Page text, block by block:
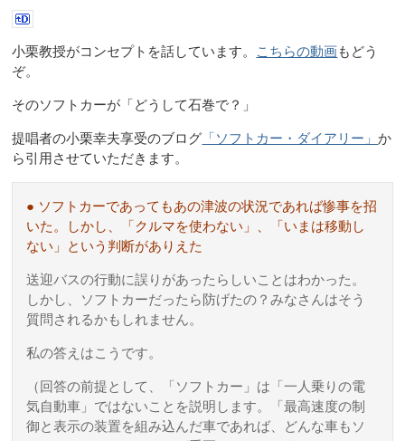
小栗教授がコンセプトを話しています。 こちらの動画もどう
ぞ。
そのソフトカーが「どうして石巻で？」
提唱者の小栗幸夫享受のブログ 「ソフトカー・ダイアリー」か
ら引用させていただきます。
● ソフトカーであってもあの津波の状況であれば惨事を招
いた。しかし、「クルマを使わない」、「いまは移動し
ない」という判断がありえた
送迎バスの行動に誤りがあったらしいことはわかった。
しかし、ソフトカーだったら防げたの？みなさんはそう
質問されるかもしれません。
私の答えはこうです。
（回答の前提として、「ソフトカー」は「一人乗りの電
気自動車」ではないことを説明します。「最高速度の制
御と表示の装置を組み込んだ車であれば、どんな車もソ